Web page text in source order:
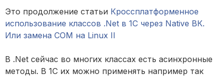
Это продолжение статьи Кроссплатформенное
использование классов .Net в 1С через Native ВК.
Или замена COM на Linux II
В .Net сейчас во многих классах есть асинхронные
методы. В 1С их можно применять например так